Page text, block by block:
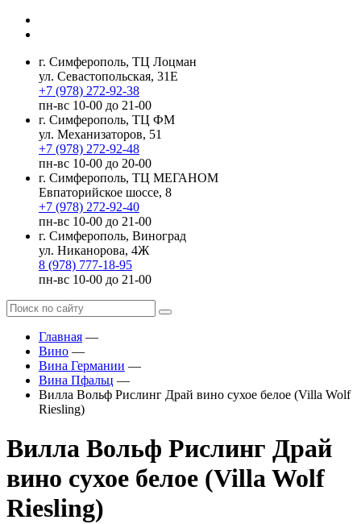
г. Симферополь, ТЦ Лоцман
ул. Севастопольская, 31Е
+7 (978) 272-92-38
пн-вс 10-00 до 21-00
г. Симферополь, ТЦ ФМ
ул. Механизаторов, 51
+7 (978) 272-92-48
пн-вс 10-00 до 20-00
г. Симферополь, ТЦ МЕГАНОМ
Евпаторийское шоссе, 8
+7 (978) 272-92-40
пн-вс 10-00 до 21-00
г. Симферополь, Виноград
ул. Никанорова, 4Ж
8 (978) 777-18-95
пн-вс 10-00 до 21-00
Главная —
Вино —
Вина Германии —
Вина Пфальц —
Вилла Вольф Рислинг Драй вино сухое белое (Villa Wolf
Riesling)
Вилла Вольф Рислинг Драй
вино сухое белое (Villa Wolf
Riesling)